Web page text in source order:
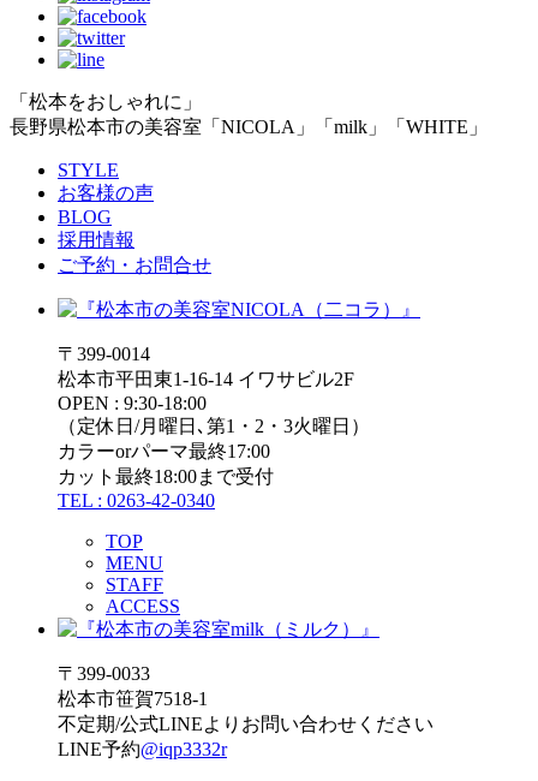
「松本をおしゃれに」
長野県松本市の美容室「NICOLA」「milk」「WHITE」
STYLE
お客様の声
BLOG
採用情報
ご予約・お問合せ
〒399-0014
松本市平田東1-16-14 イワサビル2F
OPEN : 9:30-18:00
（定休日/月曜日､第1・2・3火曜日）
カラーorパーマ最終17:00
カット最終18:00まで受付
TEL : 0263-42-0340
TOP
MENU
STAFF
ACCESS
〒399-0033
松本市笹賀7518-1
不定期/公式LINEよりお問い合わせください
LINE予約@iqp3332r